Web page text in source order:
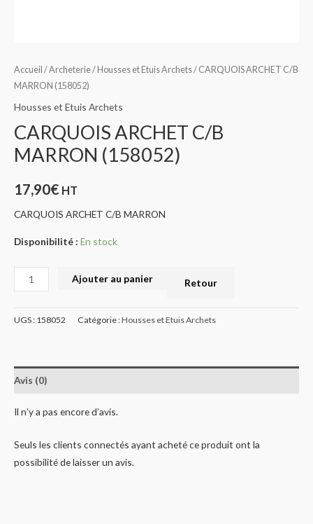
Accueil /Archeterie/ Housses et Etuis Archets/ CARQUOIS ARCHET C/B
MARRON (158052)
Housses et Etuis Archets
CARQUOIS ARCHET C/B
MARRON (158052)
17,90€ HT
CARQUOIS ARCHET C/B MARRON
Disponibilité : En stock
Ajouter au panier Retour
UGS : 158052 Catégorie :Housses et Etuis Archets
Avis (0)
Il n’y a pas encore d’avis.
Seuls les clients connectés ayant acheté ce produit ont la
possibilité de laisser un avis.